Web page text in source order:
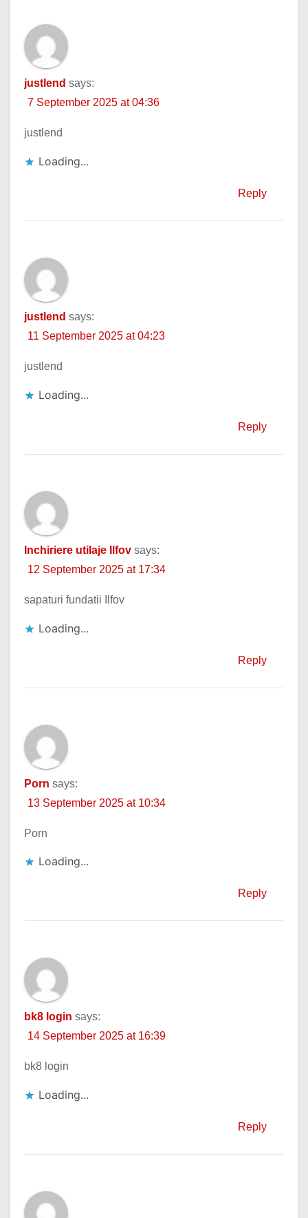
justlend says:
7 September 2025 at 04:36
justlend
Loading...
Reply
justlend says:
11 September 2025 at 04:23
justlend
Loading...
Reply
Inchiriere utilaje Ilfov says:
12 September 2025 at 17:34
sapaturi fundatii Ilfov
Loading...
Reply
Porn says:
13 September 2025 at 10:34
Porn
Loading...
Reply
bk8 login says:
14 September 2025 at 16:39
bk8 login
Loading...
Reply